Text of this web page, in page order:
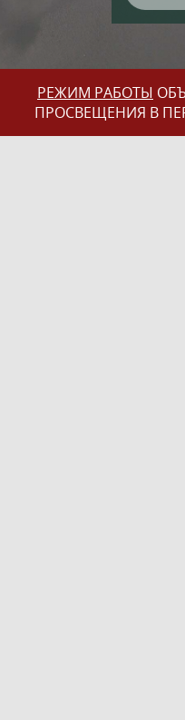
РЕЖИМ РАБОТЫ
ПРОСВЕЩЕНИЯ В